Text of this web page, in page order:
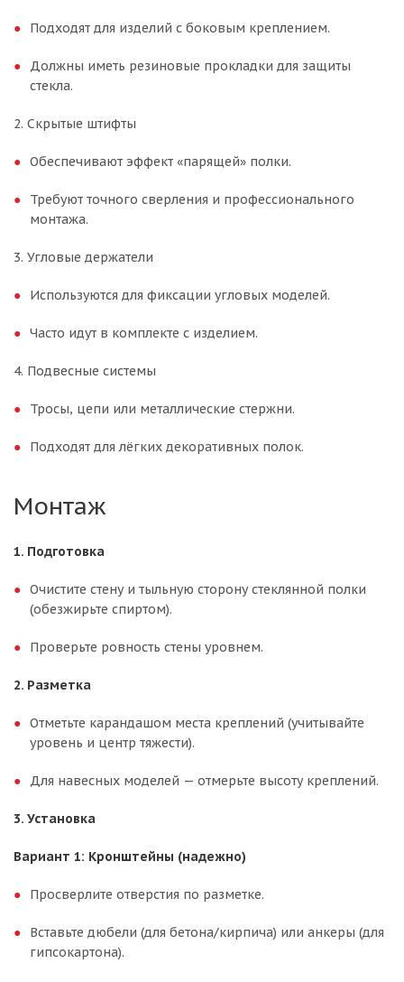
Подходят для изделий с боковым креплением.
Должны иметь резиновые прокладки для защиты
стекла.
2. Скрытые штифты
Обеспечивают эффект «парящей» полки.
Требуют точного сверления и профессионального
монтажа.
3. Угловые держатели
Используются для фиксации угловых моделей.
Часто идут в комплекте с изделием.
4. Подвесные системы
Тросы, цепи или металлические стержни.
Подходят для лёгких декоративных полок.
Монтаж
1. Подготовка
Очистите стену и тыльную сторону стеклянной полки
(обезжирьте спиртом).
Проверьте ровность стены уровнем.
2. Разметка
Отметьте карандашом места креплений (учитывайте
уровень и центр тяжести).
Для навесных моделей — отмерьте высоту креплений.
3. Установка
Вариант 1: Кронштейны (надежно)
Просверлите отверстия по разметке.
Вставьте дюбели (для бетона/кирпича) или анкеры (для
гипсокартона).